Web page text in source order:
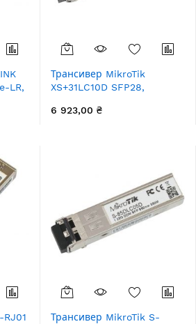
LR,
Трансивер MikroTik
XS+31LC10D SFP28,
6 923,00 ₴
Трансивер MikroTik S-